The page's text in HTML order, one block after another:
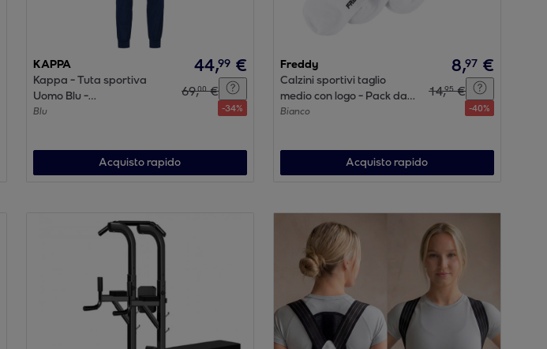
KAPPA
Kappa - Tuta sportiva
Uomo Blu -
KAPPA4SOCCER
Blu
44,99 €
69,00 €
-34%
Acquisto rapido
Freddy
Calzini sportivi taglio
medio con logo - Pack da
3 paia
Bianco
8,97 €
14,95 €
-40%
Acquisto rapido